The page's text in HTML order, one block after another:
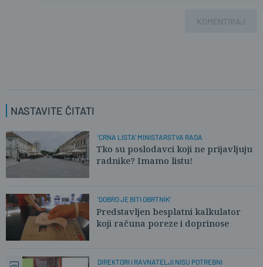
može prigovoriti da je u njima zbog
01.07.2026. u 17:57
Sory nisam znao da je izašao iz
politike,molim te ne lupetaj.
KOMENTIRAJ
NASTAVITE ČITATI
'CRNA LISTA' MINISTARSTVA RADA
Tko su poslodavci koji ne prijavljuju
radnike? Imamo listu!
'DOBRO JE BITI OBRTNIK'
Predstavljen besplatni kalkulator
koji računa poreze i doprinose
DIREKTORI I RAVNATELJI NISU POTREBNI